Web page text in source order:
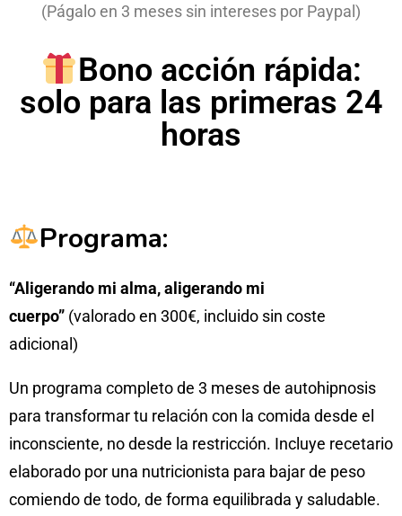
(Págalo en 3 meses sin intereses por Paypal)
Bono acción rápida:
solo para las primeras 24
horas
Programa:
“Aligerando mi alma, aligerando mi
cuerpo” (valorado en 300€, incluido sin coste
adicional)
Un programa completo de 3 meses de autohipnosis
para transformar tu relación con la comida desde el
inconsciente, no desde la restricción. Incluye recetario
elaborado por una nutricionista para bajar de peso
comiendo de todo, de forma equilibrada y saludable.